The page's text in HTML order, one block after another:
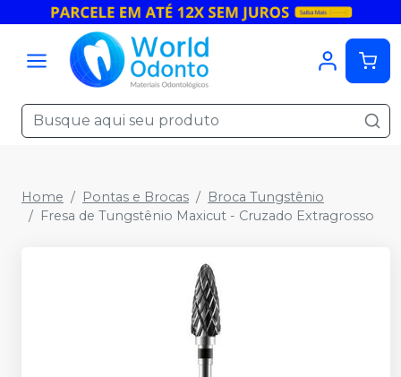
Home Pontas e Brocas
Broca Tungstênio
Fresa de Tungstênio Maxicut - Cruzado Extragrosso